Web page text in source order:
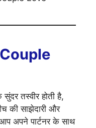
तस्वीर होती है,
की साझेदारी और
अपने पार्टनर के साथ